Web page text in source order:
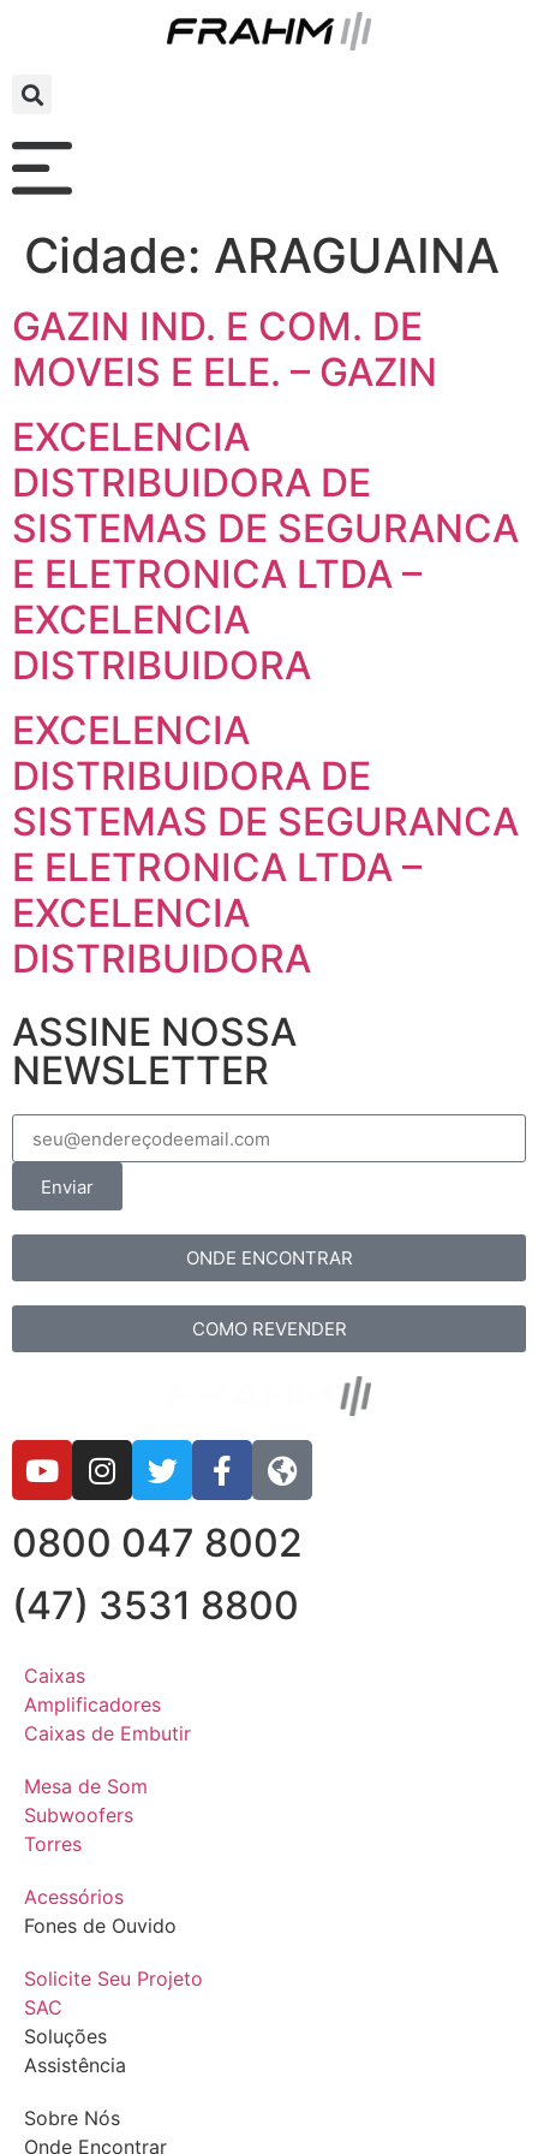
Cidade: ARAGUAINA
GAZIN IND. E COM. DE
MOVEIS E ELE. – GAZIN
EXCELENCIA
DISTRIBUIDORA DE
SISTEMAS DE SEGURANCA
E ELETRONICA LTDA –
EXCELENCIA
DISTRIBUIDORA
EXCELENCIA
DISTRIBUIDORA DE
SISTEMAS DE SEGURANCA
E ELETRONICA LTDA –
EXCELENCIA
DISTRIBUIDORA
ASSINE NOSSA
NEWSLETTER
Enviar
ONDE ENCONTRAR
COMO REVENDER
0800 047 8002
(47) 3531 8800
Caixas
Amplificadores
Caixas de Embutir
Mesa de Som
Subwoofers
Torres
Acessórios
Fones de Ouvido
Solicite Seu Projeto
SAC
Soluções
Assistência
Sobre Nós
Onde Encontrar